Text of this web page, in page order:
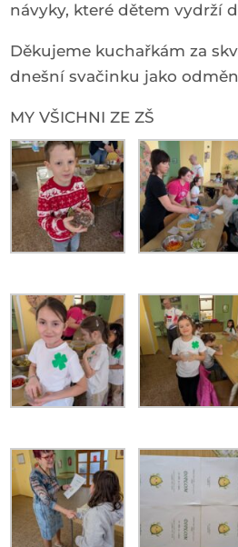
návyky, které dětem vydrží
Děkujeme kuchařkám za
dnešní svačinku jako
MY VŠICHNI ZE ZŠ